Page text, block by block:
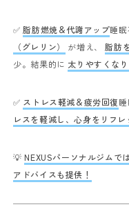
✅脂肪燃焼＆代謝アップ睡
（グレリン）
が増え、脂肪
少。結果的に 太りやすくなり
✅ ストレス軽減＆疲労回復
レスを軽減し、心身をリフレ
💡 NEXUSパーソナルジムで
アドバイスも提供！